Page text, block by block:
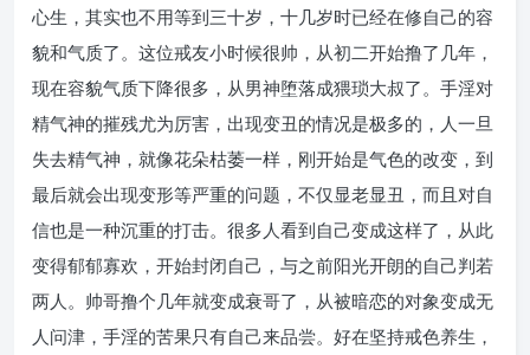
心生，其实也不用等到三十岁，十几岁时已经在修自己的容
貌和气质了。这位戒友小时候很帅，从初二开始撸了几年，
现在容貌气质下降很多，从男神堕落成猥琐大叔了。手淫对
精气神的摧残尤为厉害，出现变丑的情况是极多的，人一旦
失去精气神，就像花朵枯萎一样，刚开始是气色的改变，到
最后就会出现变形等严重的问题，不仅显老显丑，而且对自
信也是一种沉重的打击。很多人看到自己变成这样了，从此
变得郁郁寡欢，开始封闭自己，与之前阳光开朗的自己判若
两人。帅哥撸个几年就变成衰哥了，从被暗恋的对象变成无
人问津，手淫的苦果只有自己来品尝。好在坚持戒色养生，